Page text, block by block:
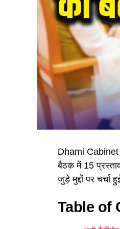
Dhami
बैठक में 15
जुड़े मुद्दों पर चर्चा
Table of